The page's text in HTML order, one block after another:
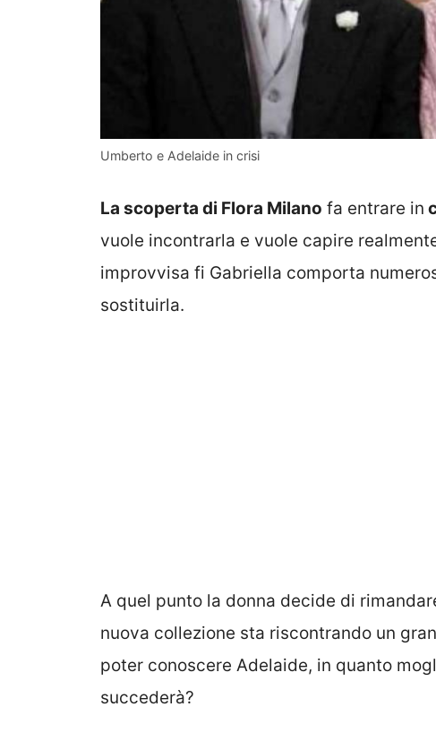
Umberto e Adelaide in crisi
La scoperta di Flora Milano fa entrare in
vuole incontrarla e vuole capire
improvvisa fi Gabriella comporta
sostituirla.
A quel punto la donna decide di
nuova collezione sta riscontrando un
poter conoscere Adelaide, in quanto
succederà?